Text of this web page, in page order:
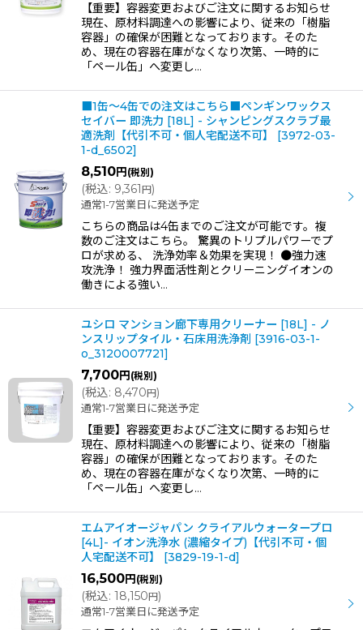
【重要】容器変更およびご注文に関するお知らせ
現在、原材料調達への影響により、従来の「樹脂
容器」の確保が困難となっております。そのた
め、現在の容器在庫がなくなり次第、一時的に
「ペール缶」へ変更し…
■1缶〜4缶での注文はこちら■ペンギンワックス
セイバー 即洗力 [18L] - シャンピングスクラブ最
適洗剤【代引不可・個人宅配送不可】
[3972-03-
1-d_6502]
8,510円 (税別)
(税込: 9,361 円)
通常1-7営業日に発送予定
こちらの商品は4缶までのご注文が可能です。複
数のご注文はこちら。 驚異のトリプルパワーでプ
ロが求める、 洗浄効率＆効果を実現！ ●強力速
攻洗浄！ 強力界面活性剤とクリーニングイオンの
働きによる強い…
ユシロ マンション廊下専用クリーナー [18L] - ノ
ンスリップタイル・石床用洗浄剤
[3916-03-1-
o_3120007721]
7,700円 (税別)
(税込: 8,470円)
通常1-7営業日に発送予定
【重要】容器変更およびご注文に関するお知らせ
現在、原材料調達への影響により、従来の「樹脂
容器」の確保が困難となっております。そのた
め、現在の容器在庫がなくなり次第、一時的に
「ペール缶」へ変更し…
エムアイオージャパン クライアルウォータープロ
[4L]- イオン洗浄水 (濃縮タイプ)【代引不可・個
人宅配送不可】
[3829-19-1-d]
16,500円 (税別)
(税込: 18,150円)
通常1-7営業日に発送予定